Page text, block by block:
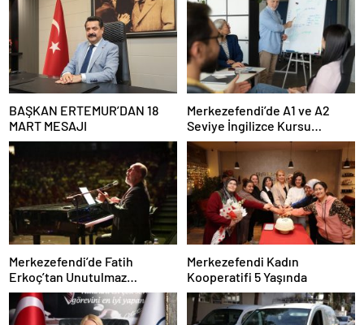
BAŞKAN ERTEMUR’DAN 18
MART MESAJI
Merkezefendi’de A1 ve A2
Seviye İngilizce Kursu
Başvuruları Başladı
Merkezefendi’de Fatih
Erkoç’tan Unutulmaz
Ramazan Konseri
Merkezefendi Kadın
Kooperatifi 5 Yaşında